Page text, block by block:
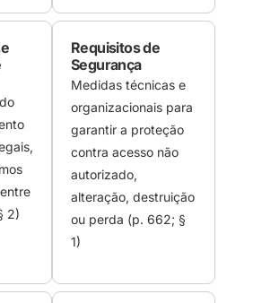
2)
Requisitos de
Segurança
Medidas técnicas e
organizacionais para
garantir a proteção
contra acesso não
autorizado,
alteração, destruição
ou perda (p. 662; §
1)